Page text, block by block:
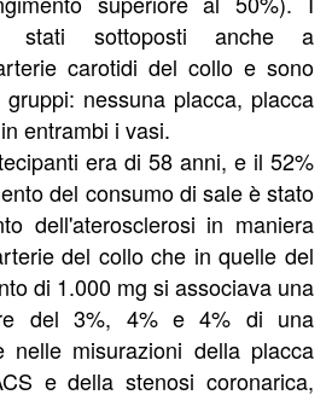
stati sottoposti anche a
carotidi del collo e sono
nessuna placca, placca
entrambi i vasi.
era di 58 anni, e il 52%
del consumo di sale è stato
dell'aterosclerosi in maniera
del collo che in quelle del
di 1.000 mg si associava una
del 3%, 4% e 4% di una
nelle misurazioni della placca
e della stenosi coronarica,